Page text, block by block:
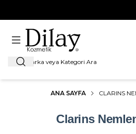
Ara
ANA SAYFA CLARINS
Clarins